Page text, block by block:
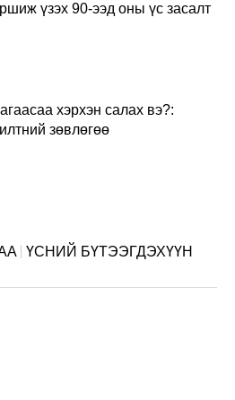
үзэх 90-ээд оны үс засалт
хэрхэн салах вэ?:
зөвлөгөө
ҮСНИЙ БҮТЭЭГДЭХҮҮН